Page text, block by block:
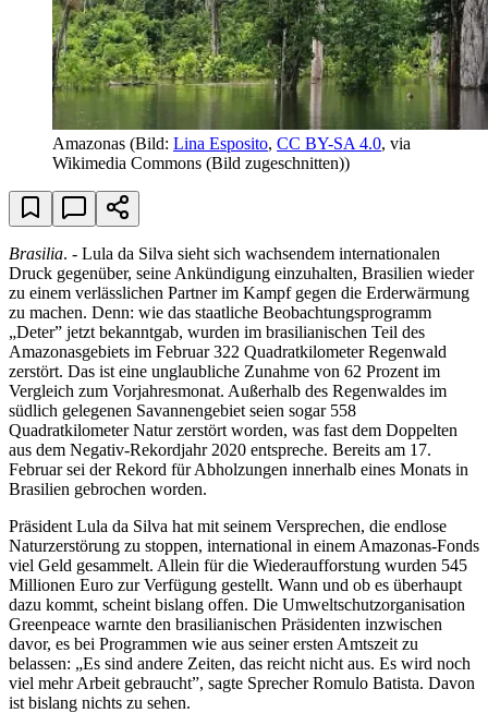
Amazonas (Bild: Lina Esposito, CC BY-SA 4.0, via
Wikimedia Commons (Bild zugeschnitten))
Brasilia. - Lula da Silva sieht sich wachsendem internationalen
Druck gegenüber, seine Ankündigung einzuhalten, Brasilien wieder
zu einem verlässlichen Partner im Kampf gegen die Erderwärmung
zu machen. Denn: wie das staatliche Beobachtungsprogramm
„Deter” jetzt bekanntgab, wurden im brasilianischen Teil des
Amazonasgebiets im Februar 322 Quadratkilometer Regenwald
zerstört. Das ist eine unglaubliche Zunahme von 62 Prozent im
Vergleich zum Vorjahresmonat. Außerhalb des Regenwaldes im
südlich gelegenen Savannengebiet seien sogar 558
Quadratkilometer Natur zerstört worden, was fast dem Doppelten
aus dem Negativ-Rekordjahr 2020 entspreche. Bereits am 17.
Februar sei der Rekord für Abholzungen innerhalb eines Monats in
Brasilien gebrochen worden.
Präsident Lula da Silva hat mit seinem Versprechen, die endlose
Naturzerstörung zu stoppen, international in einem Amazonas-Fonds
viel Geld gesammelt. Allein für die Wiederaufforstung wurden 545
Millionen Euro zur Verfügung gestellt. Wann und ob es überhaupt
dazu kommt, scheint bislang offen. Die Umweltschutzorganisation
Greenpeace warnte den brasilianischen Präsidenten inzwischen
davor, es bei Programmen wie aus seiner ersten Amtszeit zu
belassen: „Es sind andere Zeiten, das reicht nicht aus. Es wird noch
viel mehr Arbeit gebraucht”, sagte Sprecher Romulo Batista. Davon
ist bislang nichts zu sehen.